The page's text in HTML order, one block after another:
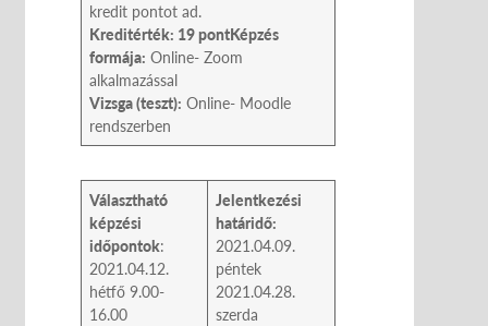
kredit pontot ad.
Kreditérték: 19 pontKépzés
formája: Online- Zoom
alkalmazással
Vizsga (teszt): Online- Moodle
rendszerben
Választható
képzési
időpontok:
2021.04.12.
hétfő 9.00-
16.00
Jelentkezési
határidő:
2021.04.09.
péntek
2021.04.28.
szerda